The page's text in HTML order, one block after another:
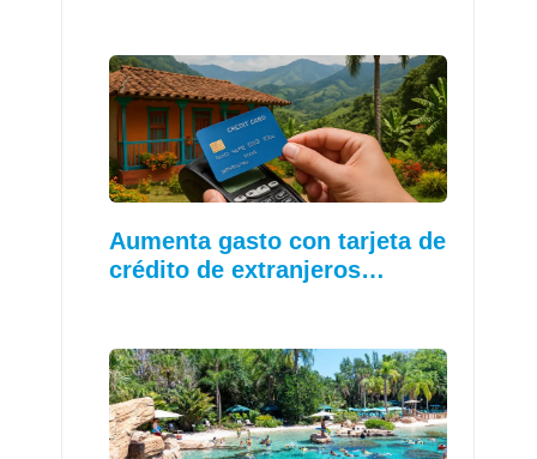
Aumenta gasto con tarjeta de
crédito de extranjeros…